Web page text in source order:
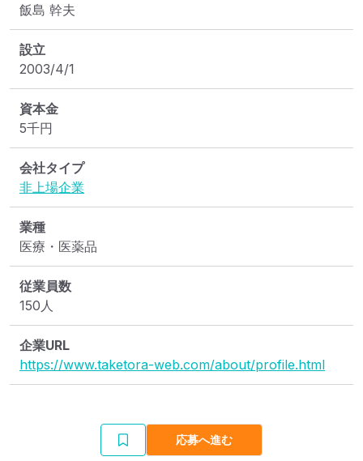
飯島 幹夫
設立
2003/4/1
資本金
5千円
会社タイプ
非上場企業
業種
医療・医薬品
従業員数
150人
企業URL
https://www.taketora-web.com/about/profile.html
応募へ進む